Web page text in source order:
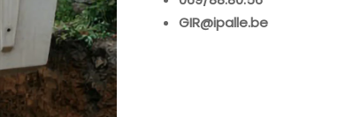
GIR@ipalle.be